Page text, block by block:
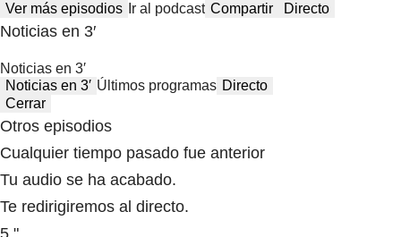
Ver más episodios Ir al podcast Compartir Directo
Noticias en 3′
Noticias en 3′
Noticias en 3′ Últimos programas Directo
Cerrar
Otros episodios
Cualquier tiempo pasado fue anterior
Tu audio se ha acabado.
Te redirigiremos al directo.